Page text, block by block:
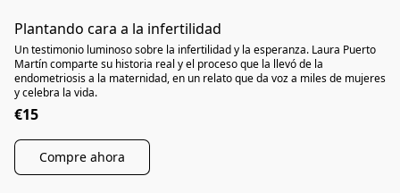
Plantando cara a la infertilidad
Un testimonio luminoso sobre la infertilidad y la esperanza. Laura Puerto
Martín comparte su historia real y el proceso que la llevó de la
endometriosis a la maternidad, en un relato que da voz a miles de mujeres
y celebra la vida.
€15
Compre ahora